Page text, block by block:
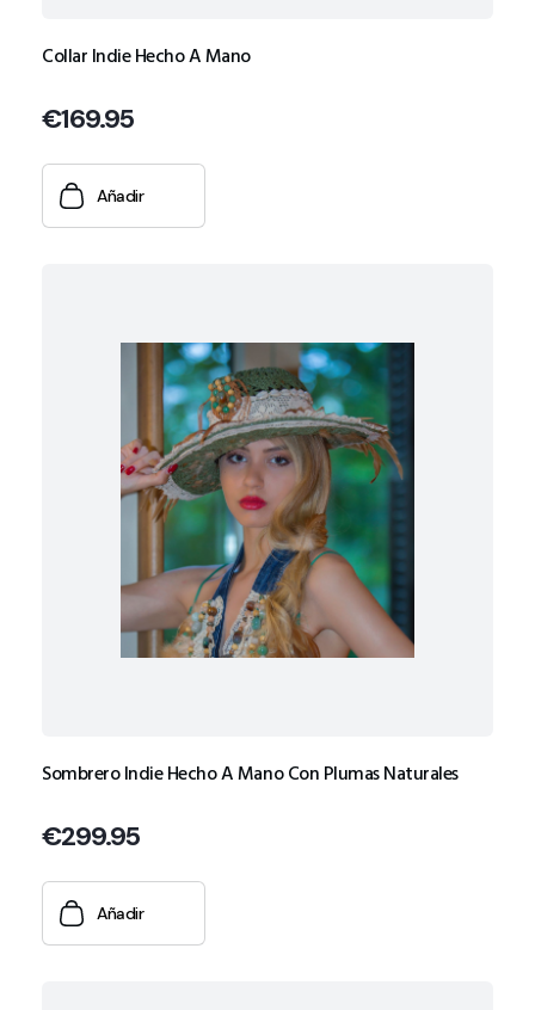
Collar Indie Hecho A Mano
€169.95
Añadir
Sombrero Indie Hecho A Mano Con Plumas Naturales
€299.95
Añadir